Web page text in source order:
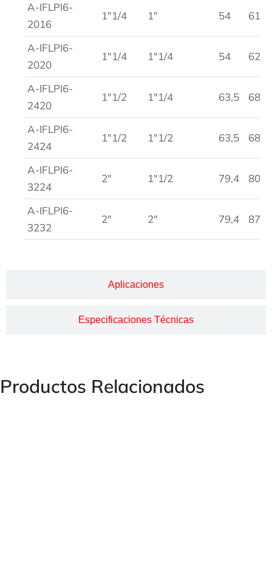
Aplicaciones
Especificaciones Técnicas
A-IFLPI6-
2016
1″1/4 1″ 54 61
A-IFLPI6-
2020
1″1/4 1″1/4 54 62,2
A-IFLPI6-
2420
1″1/2 1″1/4 63,5 68,2
A-IFLPI6-
2424
1″1/2 1″1/2 63,5 68,5
A-IFLPI6-
3224
2″ 1″1/2 79,4 80,5
A-IFLPI6-
3232
2″ 2″ 79,4 87
Productos Relacionados